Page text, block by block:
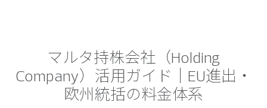
マルタ持株会社（Holding
Company）活用ガイド｜EU進出・
欧州統括の料金体系